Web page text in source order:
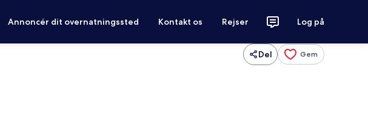
Annoncér dit overnatningssted Kontakt os Rejser Log på
Del Gem